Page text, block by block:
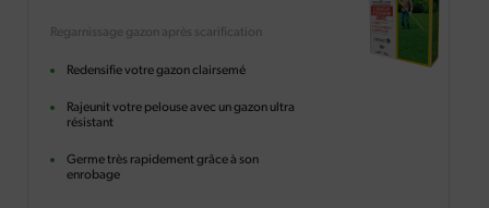
Regarnissage gazon après scarification
Redensifie votre gazon clairsemé
Rajeunit votre pelouse avec un gazon ultra
résistant
Germe très rapidement grâce à son
enrobage